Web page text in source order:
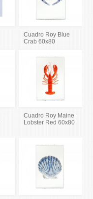
Cuadro Roy Blue
Crab 60x80
Cuadro Roy Maine
Lobster Red 60x80